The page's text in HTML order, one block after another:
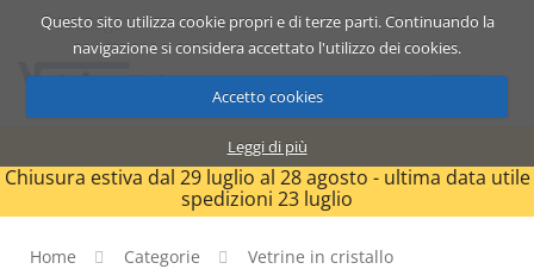
Questo sito utilizza cookie propri e di terze parti. Continuando la
navigazione si considera accettato l'utilizzo dei cookies.
Accetto cookies
Leggi di più
Catalogo Carrello ITA
Chiusura estiva dal 29 luglio al 28 agosto - ultima data utile
spedizioni 23 luglio
Home Categorie
Vetrine in cristallo